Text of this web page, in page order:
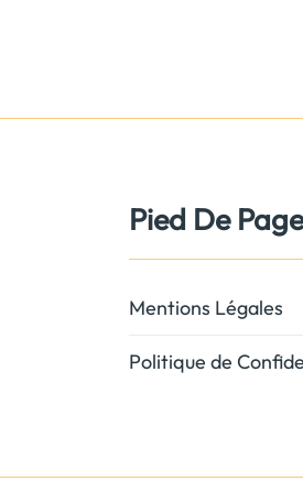
Pied De Page
Mentions Légales
Politique de